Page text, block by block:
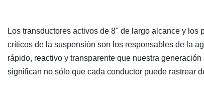
Los transductores activos de 8" de largo alcance y
críticos de la suspensión son los responsables de la
rápido, reactivo y transparente que nuestra
significan no sólo que cada conductor puede rastrear